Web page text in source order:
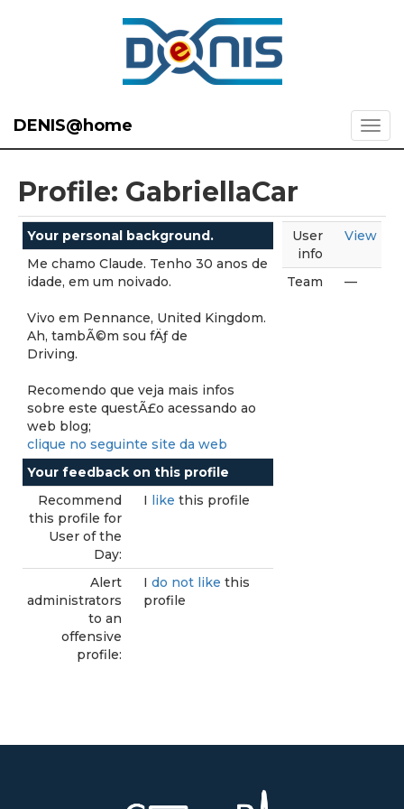
DENIS@home
Profile: GabriellaCar
Your personal background.
Me chamo Claude. Tenho 30 anos de
idade, em um noivado.
Vivo em Pennance, United Kingdom.
Ah, tambÃ©m sou fÄƒ de
Driving.
Recomendo que veja mais infos
sobre este questÃ£o acessando ao
web blog;
clique no seguinte site da web
Your feedback on this profile
Recommend
this profile for
User of the
Day:
I like this profile
Alert
administrators
to an
offensive
profile:
I do not like this
profile
User
info
View
Team —